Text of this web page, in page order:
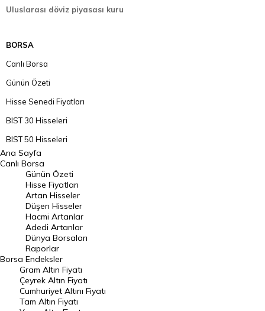
Uluslarası döviz piyasası kuru
BORSA
Canlı Borsa
Günün Özeti
Hisse Senedi Fiyatları
BIST 30 Hisseleri
BIST 50 Hisseleri
BIST 100 Hisseleri
En Çok Artan Hisseler
En Çok Düşen Hisseler
Hacmi Artanlar
Geçmiş Kapanışlar
Dünya Borsaları
Raporlar
Endeksler
Ana Sayfa
Canlı Borsa
Borsa
Günün Özeti
Hisse Fiyatları
Artan Hisseler
Düşen Hisseler
Hacmi Artanlar
Adedi Artanlar
Dünya Borsaları
Raporlar
Endeksler
Gram Altın Fiyatı
Çeyrek Altın Fiyatı
Cumhuriyet Altını Fiyatı
Tam Altın Fiyatı